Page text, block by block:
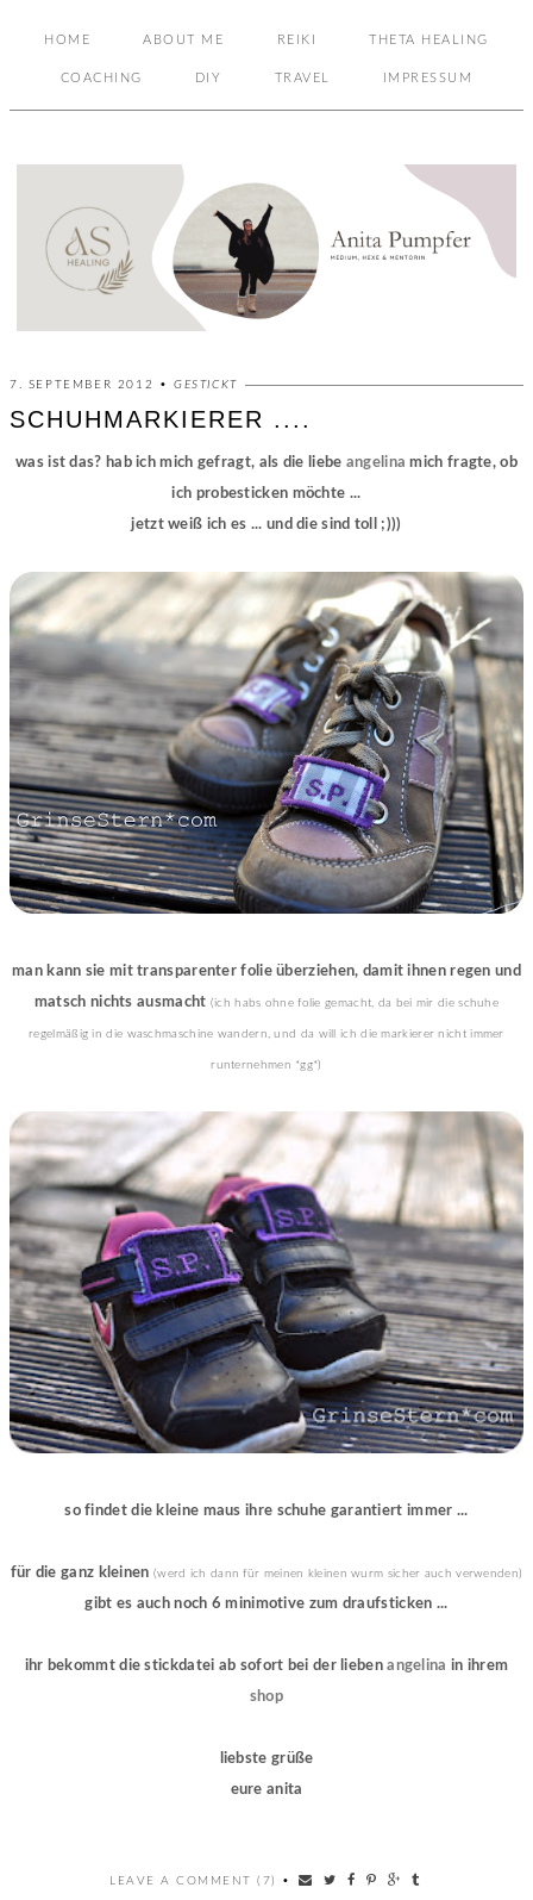
HOME ABOUT ME REIKI THETA HEALING
COACHING DIY TRAVEL IMPRESSUM
7. SEPTEMBER 2012 • GESTICKT
SCHUHMARKIERER ....
was ist das? hab ich mich gefragt, als die liebe angelina mich fragte, ob
ich probesticken möchte ...
jetzt weiß ich es ... und die sind toll ;)))
man kann sie mit transparenter folie überziehen, damit ihnen regen und
matsch nichts ausmacht (ich habs ohne folie gemacht, da bei mir die schuhe
regelmäßig in die waschmaschine wandern, und da will ich die markierer nicht immer
runternehmen *gg*)
so findet die kleine maus ihre schuhe garantiert immer ...
für die ganz kleinen (werd ich dann für meinen kleinen wurm sicher auch verwenden)
gibt es auch noch 6 minimotive zum draufsticken ...
ihr bekommt die stickdatei ab sofort bei der liebenangelina in ihrem
shop
liebste grüße
eure anita
LEAVE A COMMENT (7) •